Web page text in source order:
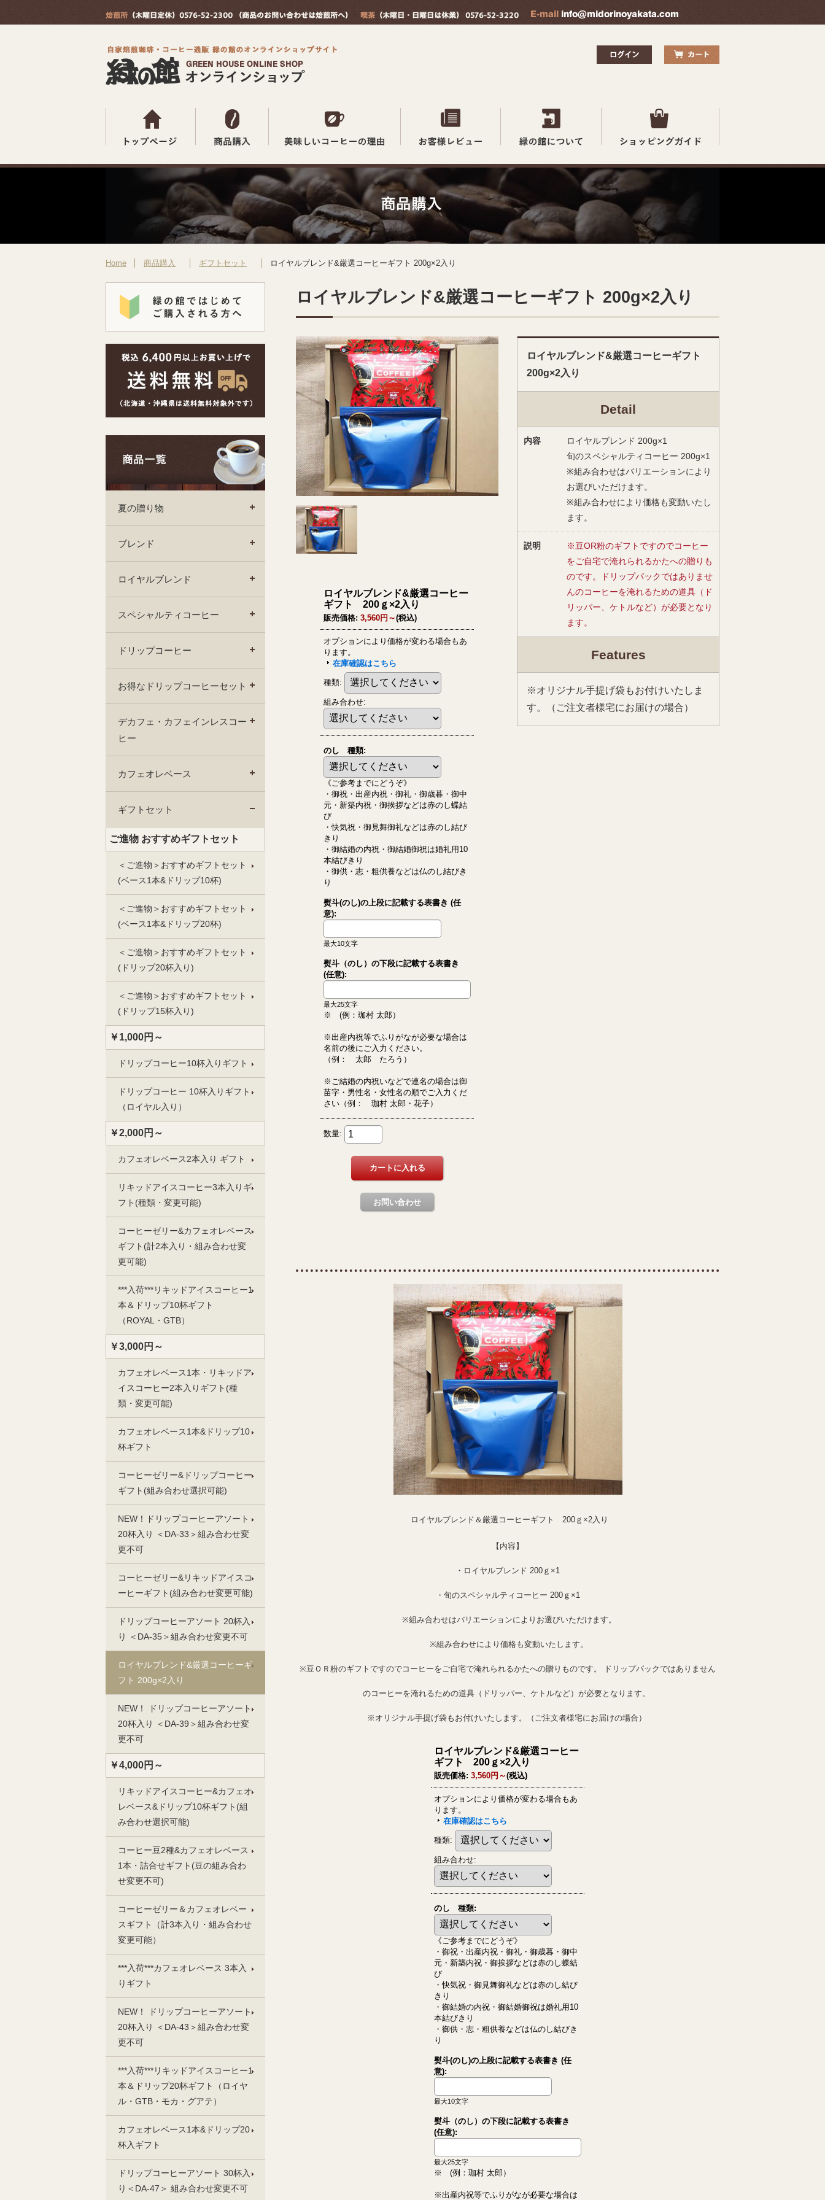
Home 商品購入 ギフトセット ロイヤルブレンド&厳選コーヒーギフト 200g×2入り
ロイヤルブレンド&厳選コーヒーギフト 200g×2入り
ロイヤルブレンド&厳選コーヒーギフト
200g×2入り
Detail
内容
ロイヤルブレンド 200g×1
旬のスペシャルティコーヒー 200g×1
※組み合わせはバリエーションにより
お選びいただけます。
※組み合わせにより価格も変動いたし
ます。
説明
※豆OR粉のギフトですのでコーヒー
をご自宅で淹れられるかたへの贈りも
のです。ドリップパックではありませ
んのコーヒーを淹れるための道具（ド
リッパー、ケトルなど）が必要となり
ます。
Features
※オリジナル手提げ袋もお付けいたしま
す。（ご注文者様宅にお届けの場合）
ロイヤルブレンド＆厳選コーヒーギフト 200ｇ×2入り
【内容】
・ロイヤルブレンド 200ｇ×1
・旬のスペシャルティコーヒー 200ｇ×1
※組み合わせはバリエーションによりお選びいただけます。
※組み合わせにより価格も変動いたします。
※豆ＯＲ粉のギフトですのでコーヒーをご自宅で淹れられるかたへの贈りものです。 ドリップパックではありません
のコーヒーを淹れるための道具（ドリッパー、ケトルなど）が必要となります。
※オリジナル手提げ袋もお付けいたします。（ご注文者様宅にお届けの場合）
夏の贈り物
ブレンド
ロイヤルブレンド
スペシャルティコーヒー
ドリップコーヒー
お得なドリップコーヒーセット
デカフェ・カフェインレスコー
ヒー
カフェオレベース
ギフトセット
ご進物 おすすめギフトセット
＜ご進物＞おすすめギフトセット
(ベース1本&ドリップ10杯)
＜ご進物＞おすすめギフトセット
(ベース1本&ドリップ20杯)
＜ご進物＞おすすめギフトセット
(ドリップ20杯入り)
＜ご進物＞おすすめギフトセット
(ドリップ15杯入り)
￥1,000円～
ドリップコーヒー10杯入りギフト
ドリップコーヒー 10杯入りギフト
（ロイヤル入り）
￥2,000円～
カフェオレベース2本入り ギフト
リキッドアイスコーヒー3本入りギ
フト(種類・変更可能)
コーヒーゼリー&カフェオレベース
ギフト(計2本入り・組み合わせ変
更可能)
***入荷***リキッドアイスコーヒー1
本＆ドリップ10杯ギフト
（ROYAL・GTB）
￥3,000円～
カフェオレベース1本・リキッドア
イスコーヒー2本入りギフト(種
類・変更可能)
カフェオレベース1本&ドリップ10
杯ギフト
コーヒーゼリー&ドリップコーヒー
ギフト(組み合わせ選択可能)
NEW！ドリップコーヒーアソート
20杯入り ＜DA‐33＞組み合わせ変
更不可
コーヒーゼリー&リキッドアイスコ
ーヒーギフト(組み合わせ変更可能)
ドリップコーヒーアソート 20杯入
り ＜DA‐35＞組み合わせ変更不可
ロイヤルブレンド&厳選コーヒーギ
フト 200g×2入り
NEW！ ドリップコーヒーアソート
20杯入り ＜DA‐39＞組み合わせ変
更不可
￥4,000円～
リキッドアイスコーヒー&カフェオ
レベース&ドリップ10杯ギフト(組
み合わせ選択可能)
コーヒー豆2種&カフェオレベース
1本・詰合せギフト(豆の組み合わ
せ変更不可)
コーヒーゼリー＆カフェオレベー
スギフト（計3本入り・組み合わせ
変更可能）
***入荷***カフェオレベース 3本入
りギフト
NEW！ ドリップコーヒーアソート
20杯入り ＜DA‐43＞組み合わせ変
更不可
***入荷***リキッドアイスコーヒー1
本＆ドリップ20杯ギフト（ロイヤ
ル・GTB・モカ・グアテ）
カフェオレベース1本&ドリップ20
杯入ギフト
ドリップコーヒーアソート 30杯入
り＜DA-47＞ 組み合わせ変更不可